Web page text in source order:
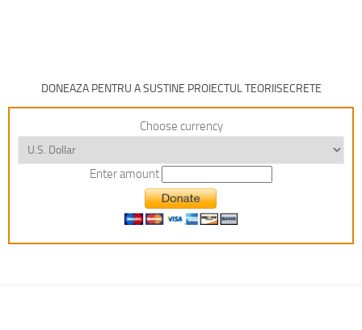
DONEAZA PENTRU A SUSTINE PROIECTUL TEORIISECRETE
Choose currency
Enter amount